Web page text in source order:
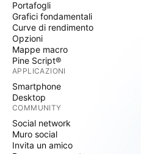
Portafogli
Grafici fondamentali
Curve di rendimento
Opzioni
Mappe macro
Pine Script®
APPLICAZIONI
Smartphone
Desktop
COMMUNITY
Social network
Muro social
Invita un amico